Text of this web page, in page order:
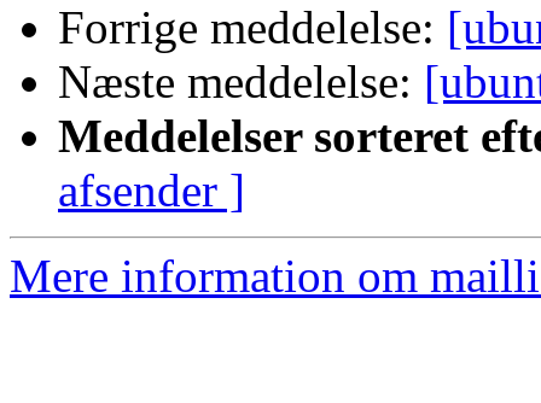
Forrige meddelelse:
Næste meddelelse:
Meddelelser sorteret
afsender ]
Mere information om